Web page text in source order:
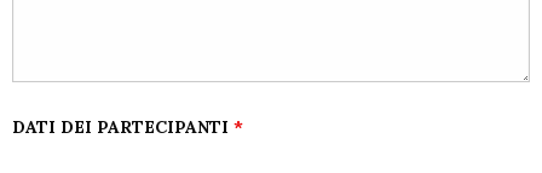
DATI DEI PARTECIPANTI *